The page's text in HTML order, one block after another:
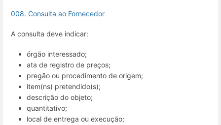
008. Consulta ao Fornecedor
A consulta deve indicar:
órgão interessado;
ata de registro de preços;
pregão ou procedimento de origem;
item(ns) pretendido(s);
descrição do objeto;
quantitativo;
local de entrega ou execução;